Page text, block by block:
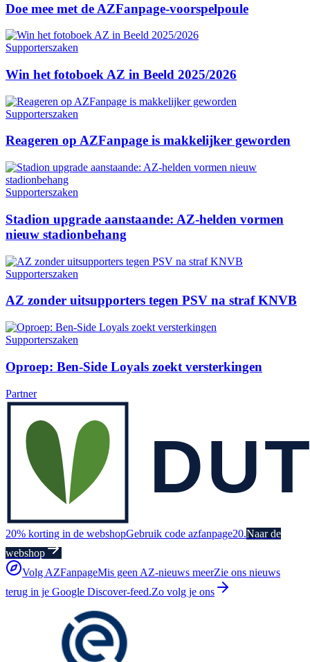
Doe mee met de AZFanpage-voorspelpoule
Supporterszaken
Win het fotoboek AZ in Beeld 2025/2026
Supporterszaken
Reageren op AZFanpage is makkelijker geworden
Supporterszaken
Stadion upgrade aanstaande: AZ-helden vormen
nieuw stadionbehang
Supporterszaken
AZ zonder uitsupporters tegen PSV na straf KNVB
Supporterszaken
Oproep: Ben-Side Loyals zoekt versterkingen
Partner
20% korting in de webshopGebruik code azfanpage20.Naar de
webshop
Volg AZFanpageMis geen AZ-nieuws meerZie ons nieuws
terug in je Google Discover-feed.Zo volg je ons